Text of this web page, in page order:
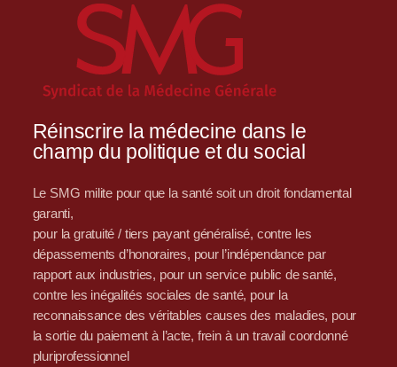
Réinscrire la médecine dans le
champ du politique et du social
Le SMG milite pour que la santé soit un droit fondamental
garanti,
pour la gratuité / tiers payant généralisé, contre les
dépassements d’honoraires, pour l’indépendance par
rapport aux industries, pour un service public de santé,
contre les inégalités sociales de santé, pour la
reconnaissance des véritables causes des maladies, pour
la sortie du paiement à l’acte, frein à un travail coordonné
pluriprofessionnel